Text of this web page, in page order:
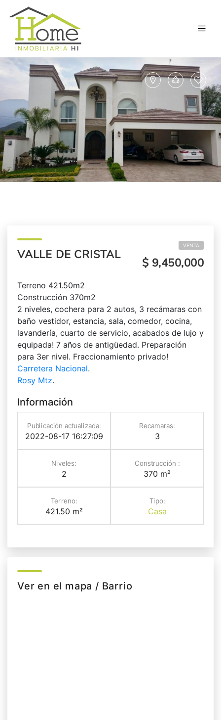
VALLE DE CRISTAL
VENTA
$ 9,450,000
Terreno 421.50m2
Construcción 370m2
2 niveles, cochera para 2 autos, 3 recámaras con
baño vestidor, estancia, sala, comedor, cocina,
lavandería, cuarto de servicio, acabados de lujo y
equipada! 7 años de antigüedad. Preparación
para 3er nivel. Fraccionamiento privado!
Carretera Nacional.
Rosy Mtz.
Información
Publicación actualizada:
2022-08-17 16:27:09
Recamaras:
3
Niveles:
2
Construcción :
370 m²
Terreno:
421.50 m²
Tipo:
Casa
Ver en el mapa / Barrio